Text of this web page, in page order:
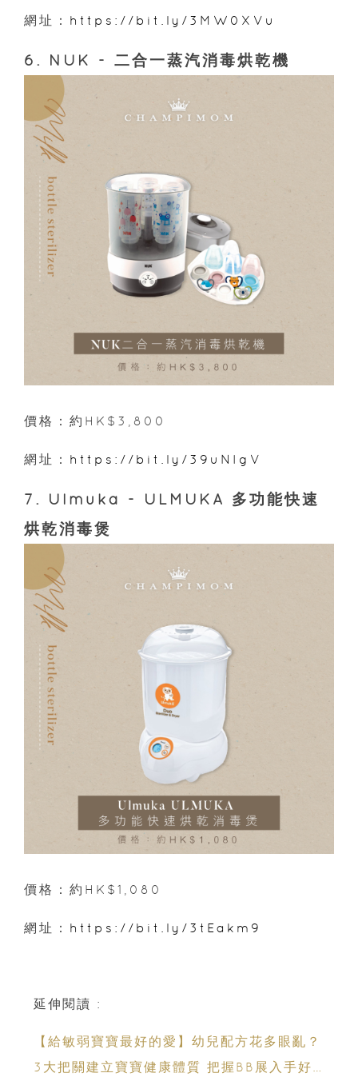
網址： https://bit.ly/3MW0XVu
6. NUK - 二合一蒸汽消毒烘乾機
價格：約HK$3,800
網址： https://bit.ly/39uNIgV
7. Ulmuka - ULMUKA 多功能快速
烘乾消毒煲
價格：約HK$1,080
網址： https://bit.ly/3tEakm9
延伸閱讀 :
【給敏弱寶寶最好的愛】幼兒配方花多眼亂？
3大把關建立寶寶健康體質 把握BB展入手好